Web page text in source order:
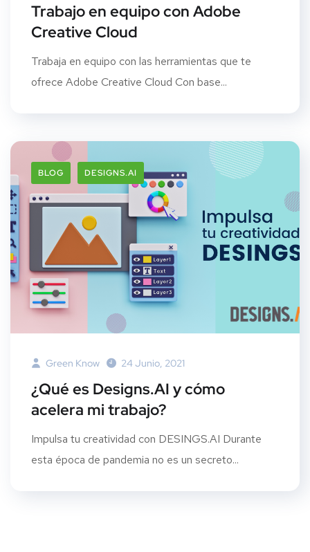
Trabajo en equipo con Adobe
Creative Cloud
Trabaja en equipo con las herramientas que te
ofrece Adobe Creative Cloud Con base...
BLOG DESIGNS.AI
Green Know 24 Junio, 2021
¿Qué es Designs.AI y cómo
acelera mi trabajo?
Impulsa tu creatividad con DESINGS.AI Durante
esta época de pandemia no es un secreto...